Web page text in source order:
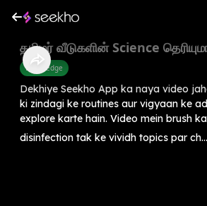
தமிழர் வீடுகளின் Science
Knowledge
Dekhiye Seekho App ka naya video
ki zindagi ke routines aur vigyaan ke
explore karte hain. Video mein brush
disinfection tak ke vividh topics par ch...